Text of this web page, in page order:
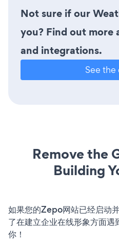
Not sure if our
you? Find out more
and integrations.
See the
Remove the
Building
如果您的Zepo网站已经启动
了在建立企业在线形象方面
你！